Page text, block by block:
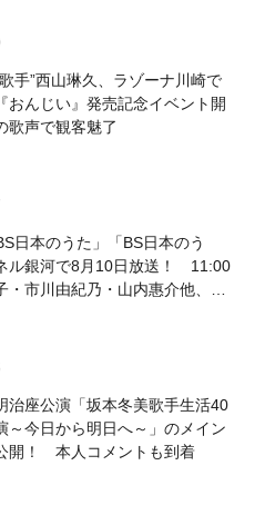
手”西山琳久、ラゾーナ川崎で
おんじい』発売記念イベント開
声で観客魅了
日本のうた」「BS日本のう
ル銀河で8月10日放送！ 11:00
・市川由紀乃・山内惠介他、
治座公演「坂本冬美歌手生活40
～今日から明日へ～」のメイン
開！ 本人コメントも到着